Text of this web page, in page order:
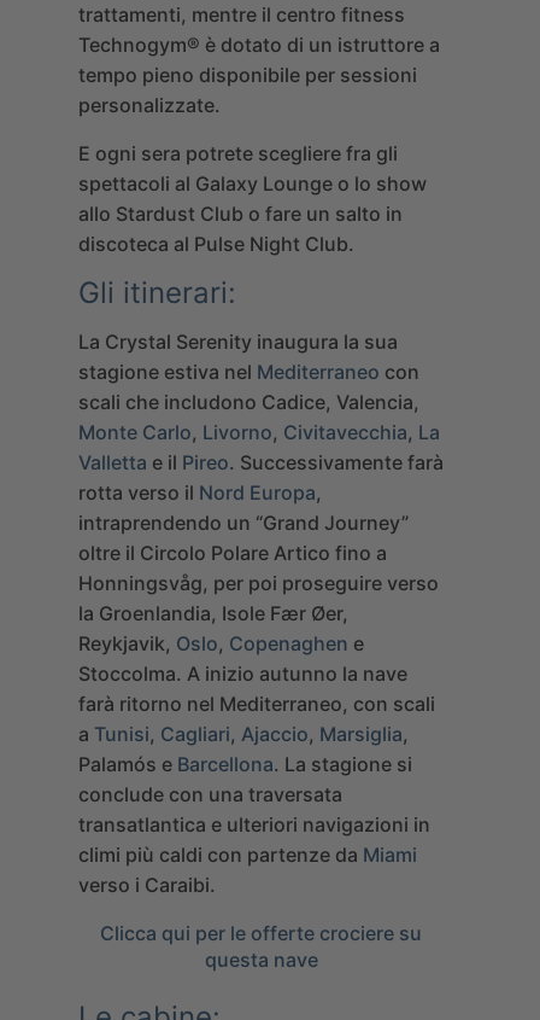
trattamenti, mentre il centro fitness
Technogym® è dotato di un istruttore a
tempo pieno disponibile per sessioni
personalizzate.
E ogni sera potrete scegliere fra gli
spettacoli al Galaxy Lounge o lo show
allo Stardust Club o fare un salto in
discoteca al Pulse Night Club.
Gli itinerari:
La Crystal Serenity inaugura la sua
stagione estiva nel Mediterraneo con
scali che includono Cadice, Valencia,
Monte Carlo, Livorno, Civitavecchia, La
Valletta e il Pireo. Successivamente farà
rotta verso il Nord Europa,
intraprendendo un “Grand Journey”
oltre il Circolo Polare Artico fino a
Honningsvåg, per poi proseguire verso
la Groenlandia, Isole Fær Øer,
Reykjavik, Oslo, Copenaghen e
Stoccolma. A inizio autunno la nave
farà ritorno nel Mediterraneo, con scali
a Tunisi, Cagliari, Ajaccio, Marsiglia,
Palamós e Barcellona. La stagione si
conclude con una traversata
transatlantica e ulteriori navigazioni in
climi più caldi con partenze da Miami
verso i Caraibi.
Clicca qui per le offerte crociere su
questa nave